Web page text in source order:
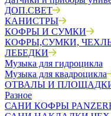
ДОП.СВЕТ
КАНИСТРЫ
КОФРЫ И СУМКИ
КОФРЫ,СУМКИ, ЧЕХЛЫ
ЛЕБЕДКИ
Музыка для гидроцикла
Музыка для квадроцикла
ОТВАЛЫ И
Разное
САНИ КОФРЫ